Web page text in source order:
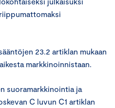
23.2 artiklan mukaan
markkinoinnistaan.
suoramarkkinointia ja
C luvun C1 artiklan